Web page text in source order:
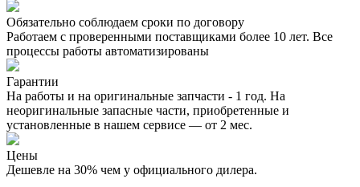
Обязательно соблюдаем сроки по договору
Работаем с проверенными поставщиками более 10 лет. Все
процессы работы автоматизированы
Гарантии
На работы и на оригинальные запчасти - 1 год. На
неоригинальные запасные части, приобретенные и
установленные в нашем сервисе — от 2 мес.
Цены
Дешевле на 30% чем у официального дилера.